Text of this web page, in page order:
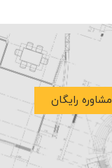
مشاوره رایگان